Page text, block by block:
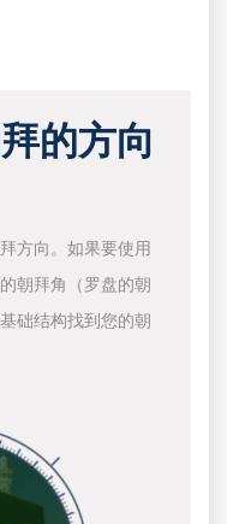
的方向
方向。如果要使用
朝拜角（罗盘的朝
础结构找到您的朝